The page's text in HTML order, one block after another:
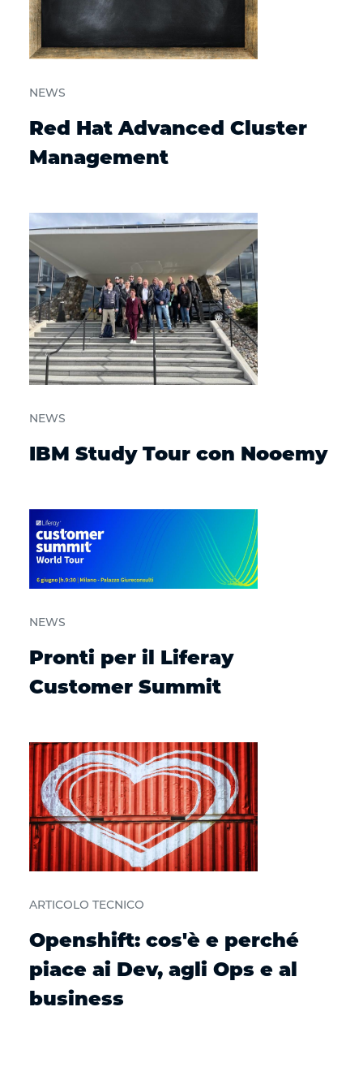
NEWS
Red Hat Advanced Cluster
Management
NEWS
IBM Study Tour con Nooemy
NEWS
Pronti per il Liferay
Customer Summit
ARTICOLO TECNICO
Openshift: cos'è e perché
piace ai Dev, agli Ops e al
business